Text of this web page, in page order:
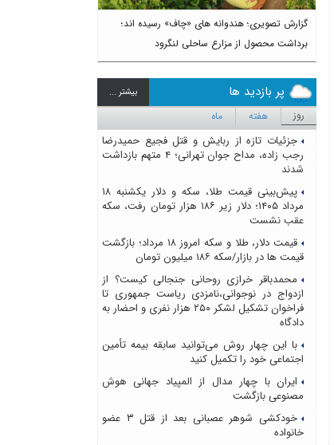
گزارش تصویری؛ هندوانه های «چاف» رسیده اند؛
برداشت محصول از مزارع ساحلی لنگرود
پر بازدید ها بيشتر ...
روز هفته ماه
جزئیات تازه از ربایش و قتل فجیع حمیدرضا
رجب زاده، مداح جوان تهرانی؛ ۴ متهم بازداشت
شدند
پیش‌بینی قیمت طلا، سکه و دلار یکشنبه ۱۸
مرداد ۱۴۰۵؛ دلار زیر ۱۸۶ هزار تومان رفت، سکه
عقب نشست
قیمت دلار، طلا و سکه امروز ۱۸ مرداد؛ بازگشت
قیمت ها در بازار/سکه ۱۸۶ میلیون تومان
محمدباقر خرازی روحانی جنجالی کیست؟ از
ازدواج در نوجوانی،نامزدی ریاست جمهوری تا
فراخوان تشکیل لشکر ۲۵۰ هزار نفری و احضار به
دادگاه
با این چهار روش می‌توانید سابقه بیمه تأمین
اجتماعی خود را تکمیل کنید
ایران با چهار مدال از المپیاد جهانی هوش
مصنوعی بازگشت
خودکشی شوهر عصبانی بعد از قتل ۳ عضو
خانواده